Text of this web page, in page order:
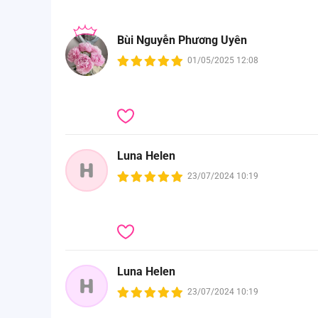
Đặc điểm chất liệu
. Chất liệu vải Modal siêu mềm, thoáng khí và
Bùi Nguyễn Phương Uyên
01/05/2025 12:08
H
Luna Helen
23/07/2024 10:19
H
Luna Helen
23/07/2024 10:19